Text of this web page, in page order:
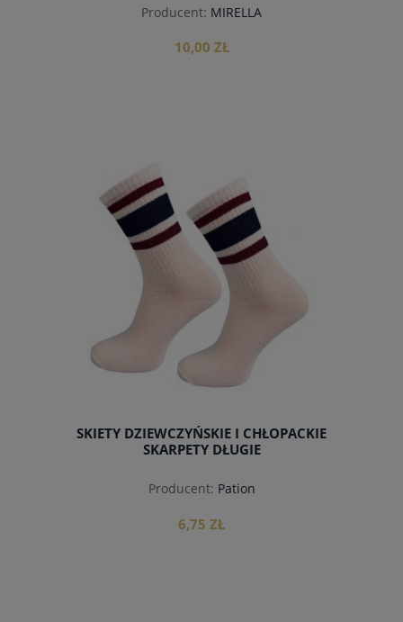
Producent: MIRELLA
10,00 ZŁ
SKIETY DZIEWCZYŃSKIE I CHŁOPACKIE
SKARPETY DŁUGIE
Producent: Pation
6,75 ZŁ